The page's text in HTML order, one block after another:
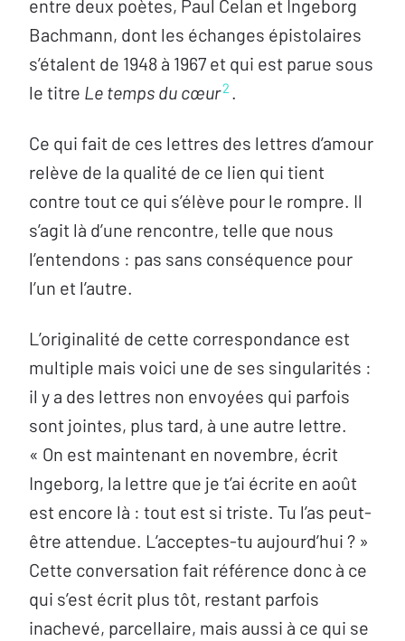
entre deux poètes, Paul Celan et Ingeborg
Bachmann, dont les échanges épistolaires
s’étalent de 1948 à 1967 et qui est parue sous
le titre Le temps du cœur2 .
Ce qui fait de ces lettres des lettres d’amour
relève de la qualité de ce lien qui tient
contre tout ce qui s’élève pour le rompre. Il
s’agit là d’une rencontre, telle que nous
l’entendons : pas sans conséquence pour
l’un et l’autre.
L’originalité de cette correspondance est
multiple mais voici une de ses singularités :
il y a des lettres non envoyées qui parfois
sont jointes, plus tard, à une autre lettre.
« On est maintenant en novembre, écrit
Ingeborg, la lettre que je t’ai écrite en août
est encore là : tout est si triste. Tu l’as peut-
être attendue. L’acceptes-tu aujourd’hui ? »
Cette conversation fait référence donc à ce
qui s’est écrit plus tôt, restant parfois
inachevé, parcellaire, mais aussi à ce qui se